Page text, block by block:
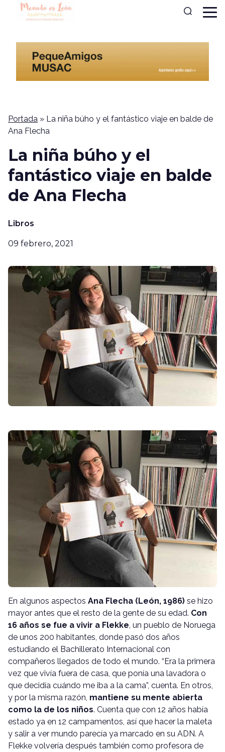
Portada » La niña búho y el fantástico viaje en balde de
Ana Flecha
La niña búho y el
fantástico viaje en balde
de Ana Flecha
Libros
09 febrero, 2021
En algunos aspectos Ana Flecha (León, 1986) se hizo
mayor antes que el resto de la gente de su edad. Con
16 años se fue a vivir a Flekke, un pueblo de Noruega
de unos 200 habitantes, donde pasó dos años
estudiando el Bachillerato Internacional con
compañeros llegados de todo el mundo. “Era la primera
vez que vivía fuera de casa, que ponía una lavadora o
que decidía cuándo me iba a la cama”, cuenta. En otros,
y por la misma razón, mantiene su mente abierta
como la de los niños. Cuenta que con 12 años había
estado ya en 12 campamentos, así que hacer la maleta
y salir a ver mundo parecía ya marcado en su ADN. A
Flekke volvería después también como profesora de